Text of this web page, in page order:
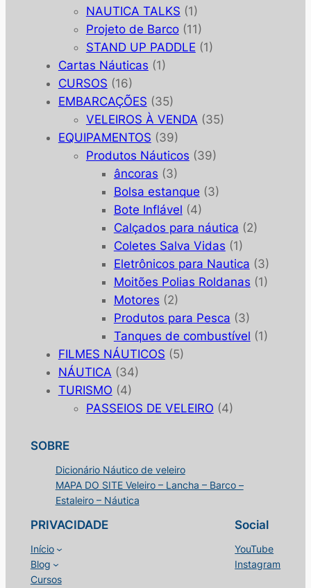
NAUTICA TALKS (1)
Projeto de Barco(11)
STAND UP PADDLE (1)
Cartas Náuticas (1)
CURSOS (16)
EMBARCAÇÕES (35)
VELEIROS À VENDA (35)
EQUIPAMENTOS (39)
Produtos Náuticos (39)
âncoras (3)
Bolsa estanque (3)
Bote Inflável (4)
Calçados para náutica (2)
Coletes Salva Vidas (1)
Eletrônicos para Nautica (3)
Moitões Polias Roldanas (1)
Motores (2)
Produtos para Pesca (3)
Tanques de combustível (1)
FILMES NÁUTICOS (5)
NÁUTICA (34)
TURISMO (4)
PASSEIOS DE VELEIRO (4)
SOBRE
Dicionário Náutico de veleiro
MAPA DO SITE Veleiro – Lancha – Barco –
Estaleiro – Náutica
PRIVACIDADE
Início
Blog
Cursos
Social
YouTube
Instagram